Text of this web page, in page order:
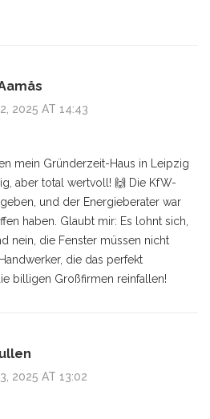
2025 AT 14:43
mein Gründerzeit-Haus in Leipzig
aber total wertvoll! 🙌 Die KfW-
und der Energieberater war
haben. Glaubt mir: Es lohnt sich,
nein, die Fenster müssen nicht
die das perfekt
billigen Großfirmen reinfallen!
2025 AT 13:02